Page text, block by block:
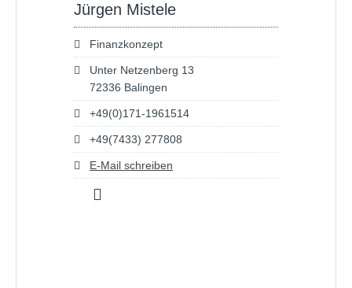
Jürgen Mistele
Finanzkonzept
Unter Netzenberg 13
72336 Balingen
+49(0)171-1961514
+49(7433) 277808
E-Mail schreiben